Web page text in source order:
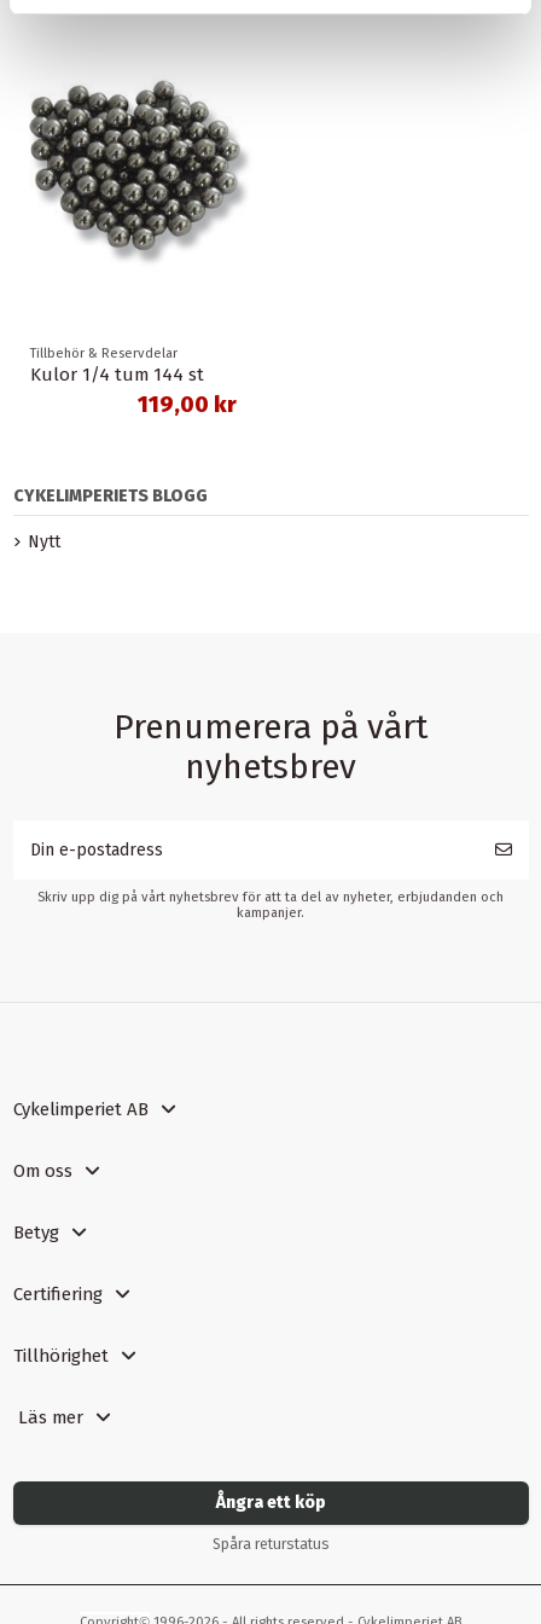
Tillbehör & Reservdelar
Kulor 1/4 tum 144 st
119,00 kr
CYKELIMPERIETS BLOGG
Nytt
Prenumerera på vårt
nyhetsbrev
Skriv upp dig på vårt nyhetsbrev för att ta del av nyheter, erbjudanden och
kampanjer.
Cykelimperiet AB
Om oss
Betyg
Certifiering
Tillhörighet
Läs mer
Ångra ett köp
Spåra returstatus